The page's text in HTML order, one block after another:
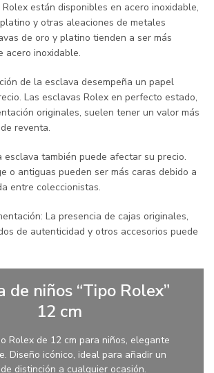
están disponibles en acero inoxidable,
y otras aleaciones de metales
de oro y platino tienden a ser más
acero inoxidable.
de la esclava desempeña un papel
Las esclavas Rolex en perfecto estado,
originales, suelen tener un valor más
reventa.
esclava también puede afectar su precio.
o antiguas pueden ser más caras debido a
entre coleccionistas.
La presencia de cajas originales,
de autenticidad y otros accesorios puede
de niños “Tipo Rolex”
12 cm
Rolex de 12 cm para niños, elegante
Diseño icónico, ideal para añadir un
distinción a cualquier ocasión.